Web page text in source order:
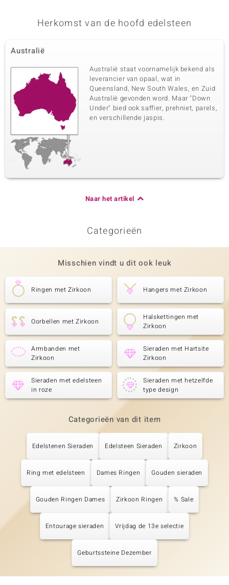
Herkomst van de hoofd edelsteen
Australië
Australië staat voornamelijk bekend als
leverancier van opaal, wat in
Queensland, New South Wales, en Zuid
Australië gevonden word. Maar "Down
Under" bied ook saffier, prehniet, parels,
en verschillende jaspis.
Naar het artikel
Categorieën
Misschien vindt u dit ook leuk
Ringen met Zirkoon Hangers met Zirkoon
Oorbellen met Zirkoon
Halskettingen met
Zirkoon
Armbanden met
Zirkoon
Sieraden met Hartsite
Zirkoon
Sieraden met edelsteen
in roze
Sieraden met hetzelfde
type design
Categorieën van dit item
Edelstenen Sieraden Edelsteen Sieraden Zirkoon
Ring met edelsteen Dames Ringen Gouden sieraden
Gouden Ringen Dames Zirkoon Ringen % Sale
Entourage sieraden Vrijdag de 13e selectie
Geburtssteine Dezember